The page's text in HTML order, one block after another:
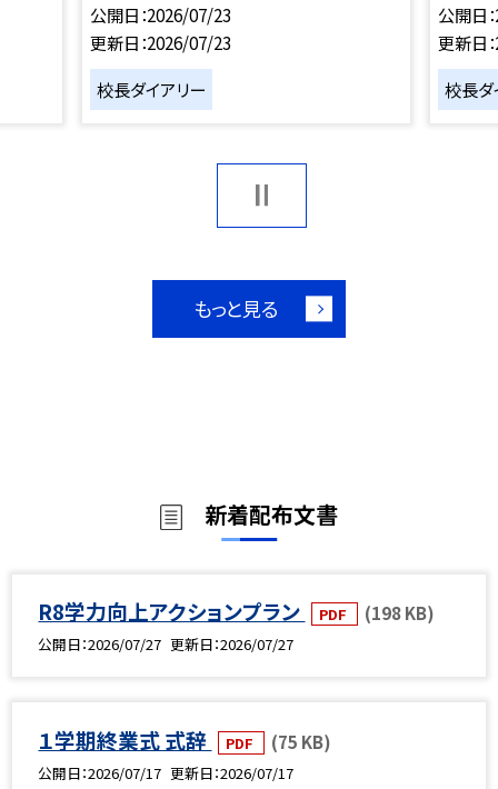
公開日 2026/07/23
更新日 2026/07/23
校長ダイアリー
公開日
更新日
校長ダ
もっと見る
新着配布文書
R8学力向上アクションプラン PDF (198 KB)
公開日 2026/07/27 更新日 2026/07/27
１学期終業式 式辞 PDF (75 KB)
公開日 2026/07/17 更新日 2026/07/17